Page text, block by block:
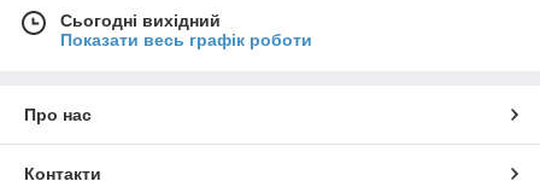
Сьогодні вихідний
Показати весь графік роботи
Про нас
Контакти